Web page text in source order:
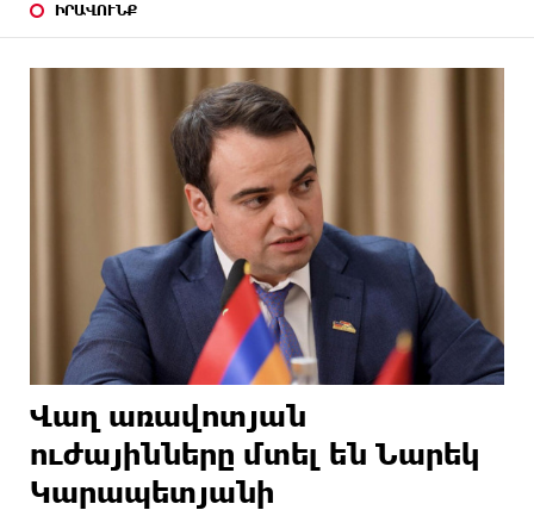
ԻՐԱՎՈՒՆՔ
Վաղ առավոտյան
ուժայինները մտել են Նարեկ
Կարապետյանի